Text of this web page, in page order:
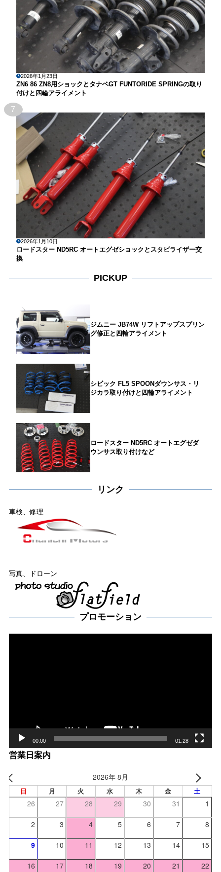
2026年1月23日
ZN6 86 ZN8用ショックとタナベGT FUNTORIDE SPRINGの取り
付けと四輪アライメント
7
2026年1月10日
ロードスター ND5RC オートエグゼショックとスタビライザー交
換
PICKUP
ジムニー JB74W リフトアップスプリン
グ修正と四輪アライメント
シビック FL5 SPOONダウンサス・リ
ジカラ取り付けと四輪アライメント
ロードスター ND5RC オートエグゼダ
ウンサス取り付けなど
リンク
車検、修理
写真、ドローン
プロモーション
00:00 01:28
営業日案内
2026年 8月
日 月 火 水 木 金 土
26 27 28 29 30 31 1
2 3 4 5 6 7 8
9 10 11 12 13 14 15
16 17 18 19 20 21 22